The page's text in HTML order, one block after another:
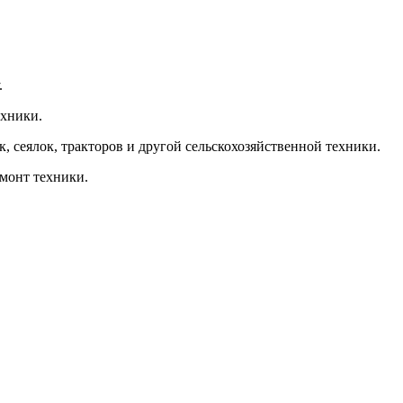
тракторов и другой сельскохозяйственной техники.
техники.